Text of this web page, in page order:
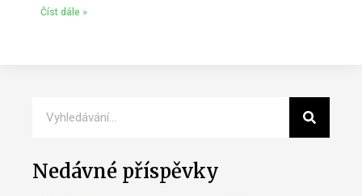
Číst dále »
Nedávné příspěvky